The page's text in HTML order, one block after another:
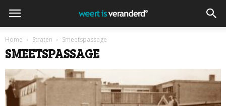
Home Straten Smeetspassage
SMEETSPASSAGE